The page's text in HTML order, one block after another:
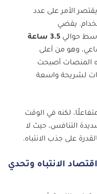
يقتصر الأمر على عدد
يقضي
حوالي
3.5 ساعة
وهو من أعلى
المنصات أصبحت
لشريحة واسعة
لكنه في الوقت
التنافس، حيث لا
على جذب الانتباه.
الانتباه وتحدي